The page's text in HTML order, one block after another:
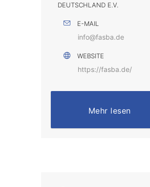
DEUTSCHLAND E.V.
E-MAIL
info@fasba.de
WEBSITE
https://fasba.de/
Mehr lesen